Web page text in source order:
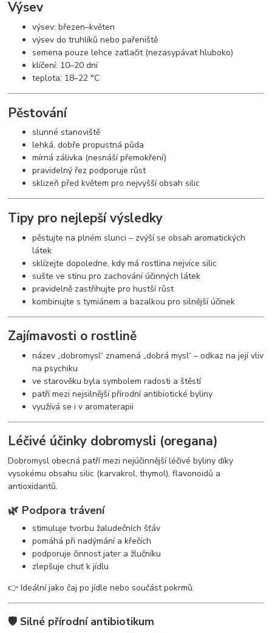
Výsev
výsev: březen–květen
výsev do truhlíků nebo pařeniště
semena pouze lehce zatlačit (nezasypávat hluboko)
klíčení: 10–20 dní
teplota: 18–22 °C
Pěstování
slunné stanoviště
lehká, dobře propustná půda
mírná zálivka (nesnáší přemokření)
pravidelný řez podporuje růst
sklizeň před květem pro nejvyšší obsah silic
Tipy pro nejlepší výsledky
pěstujte na plném slunci – zvýší se obsah aromatických
látek
sklízejte dopoledne, kdy má rostlina nejvíce silic
sušte ve stínu pro zachování účinných látek
pravidelně zastřihujte pro hustší růst
kombinujte s tymiánem a bazalkou pro silnější účinek
Zajímavosti o rostlině
název „dobromysl“ znamená „dobrá mysl“ – odkaz na její vliv
na psychiku
ve starověku byla symbolem radosti a štěstí
patří mezi nejsilnější přírodní antibiotické byliny
využívá se i v aromaterapii
Léčivé účinky dobromysli (oregana)
Dobromysl obecná patří mezi nejúčinnější léčivé byliny díky
vysokému obsahu silic (karvakrol, thymol), flavonoidů a
antioxidantů.
🌿 Podpora trávení
stimuluje tvorbu žaludečních šťáv
pomáhá při nadýmání a křečích
podporuje činnost jater a žlučníku
zlepšuje chuť k jídlu
👉 Ideální jako čaj po jídle nebo součást pokrmů.
🛡️ Silné přírodní antibiotikum